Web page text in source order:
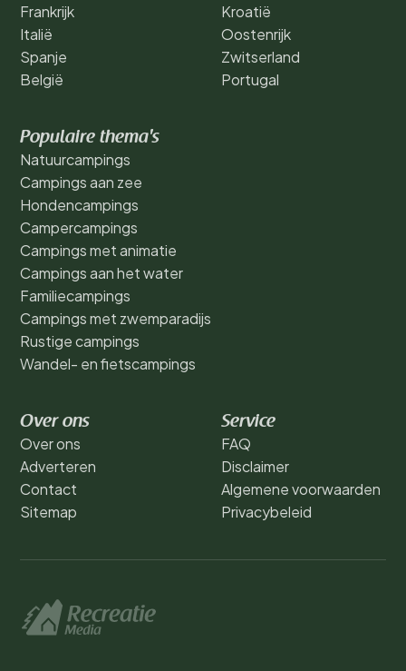
Frankrijk
Italië
Spanje
België
Kroatië
Oostenrijk
Zwitserland
Portugal
Populaire thema's
Natuurcampings
Campings aan zee
Hondencampings
Campercampings
Campings met animatie
Campings aan het water
Familiecampings
Campings met zwemparadijs
Rustige campings
Wandel- en fietscampings
Over ons
Over ons
Adverteren
Contact
Sitemap
Service
FAQ
Disclaimer
Algemene voorwaarden
Privacybeleid